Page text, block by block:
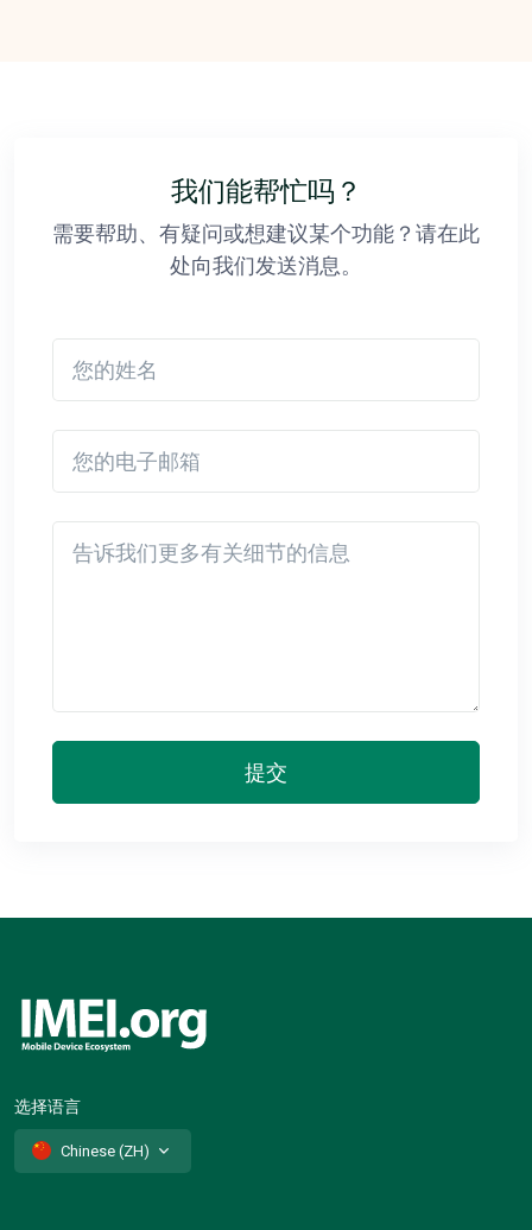
我们能帮忙吗？
需要帮助、有疑问或想建议某个功能？请在此
处向我们发送消息。
提交
选择语言
Chinese (ZH)